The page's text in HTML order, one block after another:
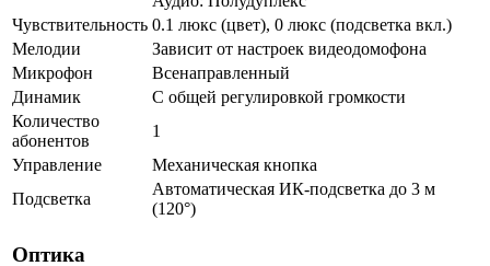
Чувствительность 0.1 люкс (цвет), 0 люкс (подсветка вкл.)
Мелодии
Зависит от настроек видеодомофона
Микрофон
Всенаправленный
Динамик
С общей регулировкой громкости
Количество
абонентов
1
Управление
Механическая кнопка
Подсветка
Автоматическая ИК-подсветка до 3 м
(120°)
Оптика